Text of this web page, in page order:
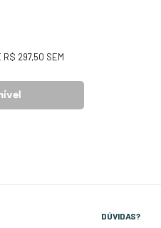
R$ 297,50 SEM
DÚVIDAS?